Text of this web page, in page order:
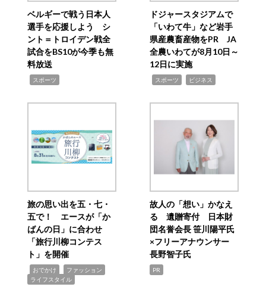
ベルギーで戦う日本人
選手を応援しよう シ
ント＝トロイデン戦全
試合をBS10が今季も無
料放送
スポーツ
ドジャースタジアムで
「いわて牛」など岩手
県産農畜産物をPR JA
全農いわてが8月10日～
12日に実施
スポーツ ビジネス
旅の思い出を五・七・
五で！ エースが「か
ばんの日」に合わせ
「旅行川柳コンテス
ト」を開催
おでかけ ファッション
ライフスタイル
故人の「想い」かなえ
る 遺贈寄付 日本財
団名誉会長 笹川陽平氏
×フリーアナウンサー
長野智子氏
PR